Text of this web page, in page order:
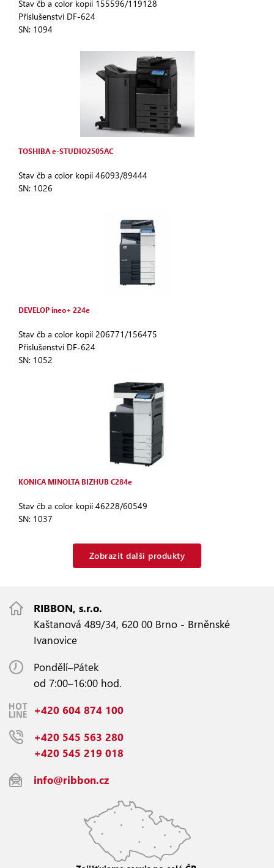
Stav čb a color kopií 155596/119128
Příslušenství DF-624
SN: 1094
TOSHIBA e-STUDIO2505AC
Stav čb a color kopií 46093/89444
SN: 1026
DEVELOP ineo+ 224e
Stav čb a color kopií 206771/156475
Příslušenství DF-624
SN: 1052
KONICA MINOLTA BIZHUB C284e
Stav čb a color kopií 46228/60549
SN: 1037
Zobrazit další produkty
RIBBON, s.r.o.
Kaštanová 489/34, 620 00 Brno - Brněnské
Ivanovice
Pondělí–Pátek
od 7:00–16:00 hod.
+420 604 874 100
+420 545 563 280
+420 545 219 018
info@ribbon.cz